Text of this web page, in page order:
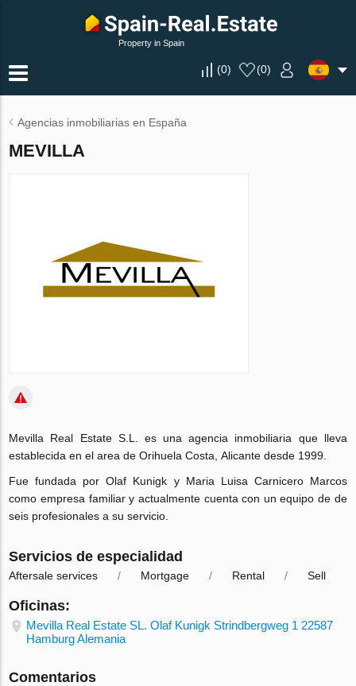
Property in Spain
(0) (0)
Agencias inmobiliarias en España
MEVILLA
Mevilla Real Estate S.L. es unaagencia inmobiliaria que lleva
establecida en el area deOrihuela Costa ,Alicante desde 1999.
Fue fundada por Olaf Kunigk y Maria Luisa Carnicero Marcos
como empresa familiar y actualmente cuenta con un equipo de de
seis profesionales a su servicio.
Servicios de especialidad
Aftersale services Mortgage Rental Sell
Oficinas:
Mevilla Real Estate SL. Olaf Kunigk Strindbergweg 1 22587
Hamburg Alemania
Comentarios